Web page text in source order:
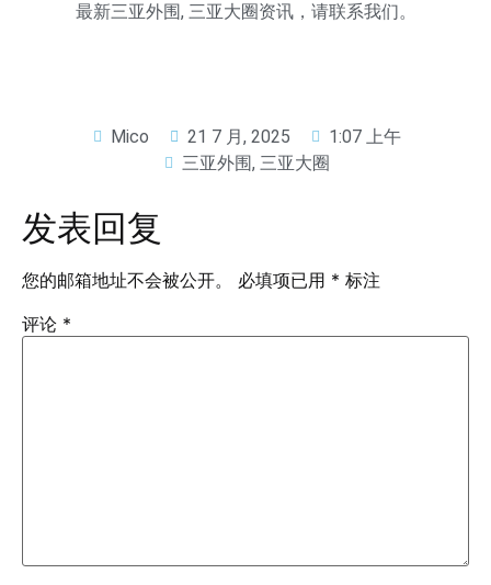
最新三亚外围, 三亚大圈资讯，请联系我们。
Mico 21 7 月, 2025
1:07 上午
三亚外围, 三亚大圈
发表回复
您的邮箱地址不会被公开。 必填项已用 * 标注
评论 *